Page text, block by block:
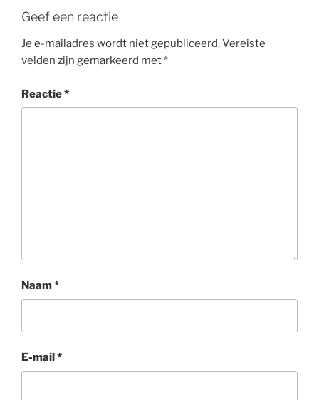
Geef een reactie
Je e-mailadres wordt niet gepubliceerd.Vereiste
velden zijn gemarkeerd met*
Reactie*
Naam*
E-mail*